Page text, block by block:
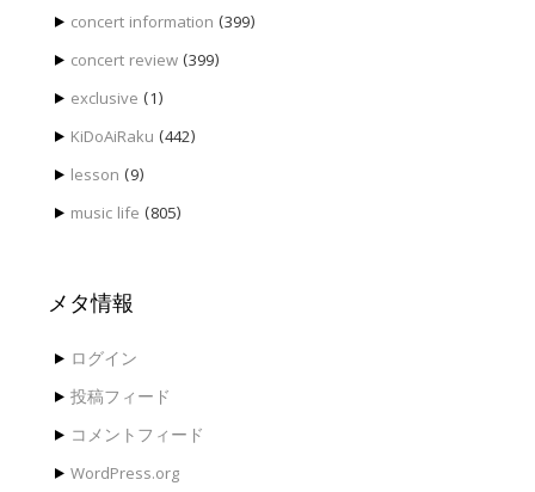
concert information (399)
concert review(399)
exclusive (1)
KiDoAiRaku (442)
lesson (9)
music life (805)
メタ情報
ログイン
投稿フィード
コメントフィード
WordPress.org